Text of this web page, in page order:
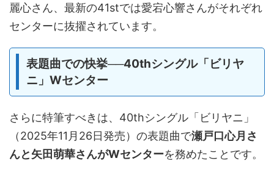
麗心さん、最新の41stでは愛宕心響さんがそれぞれ
センターに抜擢されています。
表題曲での快挙──40thシングル「ビリヤ
ニ」Wセンター
さらに特筆すべきは、40thシングル「ビリヤニ」
（2025年11月26日発売）の表題曲で瀬戸口心月さ
んと矢田萌華さんがWセンターを務めたことです。